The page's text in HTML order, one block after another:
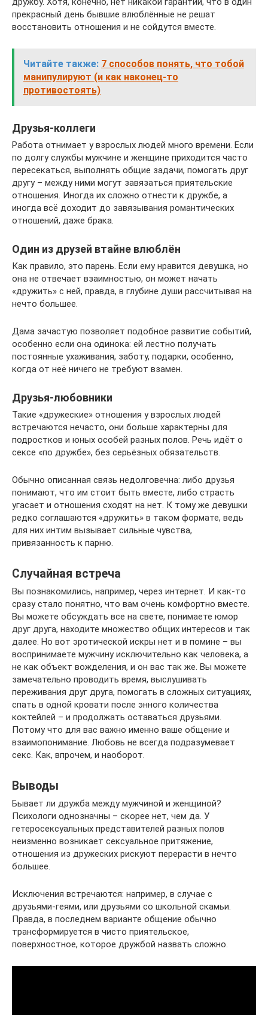
прекрасный день бывшие влюблённые не решат
восстановить отношения и не сойдутся вместе.
Читайте также: 7 способов понять, что тобой
манипулируют (и как наконец-то
противостоять)
Друзья-коллеги
Работа отнимает у взрослых людей много времени. Если
по долгу службы мужчине и женщине приходится часто
пересекаться, выполнять общие задачи, помогать друг
другу – между ними могут завязаться приятельские
отношения. Иногда их сложно отнести к дружбе, а
иногда всё доходит до завязывания романтических
отношений, даже брака.
Один из друзей втайне влюблён
Как правило, это парень. Если ему нравится девушка, но
она не отвечает взаимностью, он может начать
«дружить» с ней, правда, в глубине души рассчитывая на
нечто большее.
Дама зачастую позволяет подобное развитие событий,
особенно если она одинока: ей лестно получать
постоянные ухаживания, заботу, подарки, особенно,
когда от неё ничего не требуют взамен.
Друзья-любовники
Такие «дружеские» отношения у взрослых людей
встречаются нечасто, они больше характерны для
подростков и юных особей разных полов. Речь идёт о
сексе «по дружбе», без серьёзных обязательств.
Обычно описанная связь недолговечна: либо друзья
понимают, что им стоит быть вместе, либо страсть
угасает и отношения сходят на нет. К тому же девушки
редко соглашаются «дружить» в таком формате, ведь
для них интим вызывает сильные чувства,
привязанность к парню.
Случайная встреча
Вы познакомились, например, через интернет. И как-то
сразу стало понятно, что вам очень комфортно вместе.
Вы можете обсуждать все на свете, понимаете юмор
друг друга, находите множество общих интересов и так
далее. Но вот эротической искры нет и в помине – вы
воспринимаете мужчину исключительно как человека, а
не как объект вожделения, и он вас так же. Вы можете
замечательно проводить время, выслушивать
переживания друг друга, помогать в сложных ситуациях,
спать в одной кровати после энного количества
коктейлей – и продолжать оставаться друзьями.
Потому что для вас важно именно ваше общение и
взаимопонимание. Любовь не всегда подразумевает
секс. Как, впрочем, и наоборот.
Выводы
Бывает ли дружба между мужчиной и женщиной?
Психологи однозначны – скорее нет, чем да. У
гетеросексуальных представителей разных полов
неизменно возникает сексуальное притяжение,
отношения из дружеских рискуют перерасти в нечто
большее.
Исключения встречаются: например, в случае с
друзьями-геями, или друзьями со школьной скамьи.
Правда, в последнем варианте общение обычно
трансформируется в чисто приятельское,
поверхностное, которое дружбой назвать сложно.